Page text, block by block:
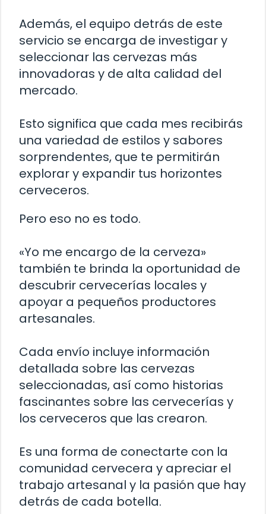
Además, el equipo detrás de este
servicio se encarga de investigar y
seleccionar las cervezas más
innovadoras y de alta calidad del
mercado.
Esto significa que cada mes recibirás
una variedad de estilos y sabores
sorprendentes, que te permitirán
explorar y expandir tus horizontes
cerveceros.
Pero eso no es todo.
«Yo me encargo de la cerveza»
también te brinda la oportunidad de
descubrir cervecerías locales y
apoyar a pequeños productores
artesanales.
Cada envío incluye información
detallada sobre las cervezas
seleccionadas, así como historias
fascinantes sobre las cervecerías y
los cerveceros que las crearon.
Es una forma de conectarte con la
comunidad cervecera y apreciar el
trabajo artesanal y la pasión que hay
detrás de cada botella.